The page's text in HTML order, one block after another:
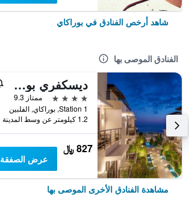
شاهد أرخص الفنادق في بوراكاي
الفنادق الموصى بها
ديسكفري بوراكاي
4 نجوم
ممتاز 9.3
Station 1, بوراكاي, الفلبين
1.2 كيلومتر عن وسط المدينة
827 ﷼
عرض الصفقة
مشاهدة الفنادق الأخرى الموصى بها